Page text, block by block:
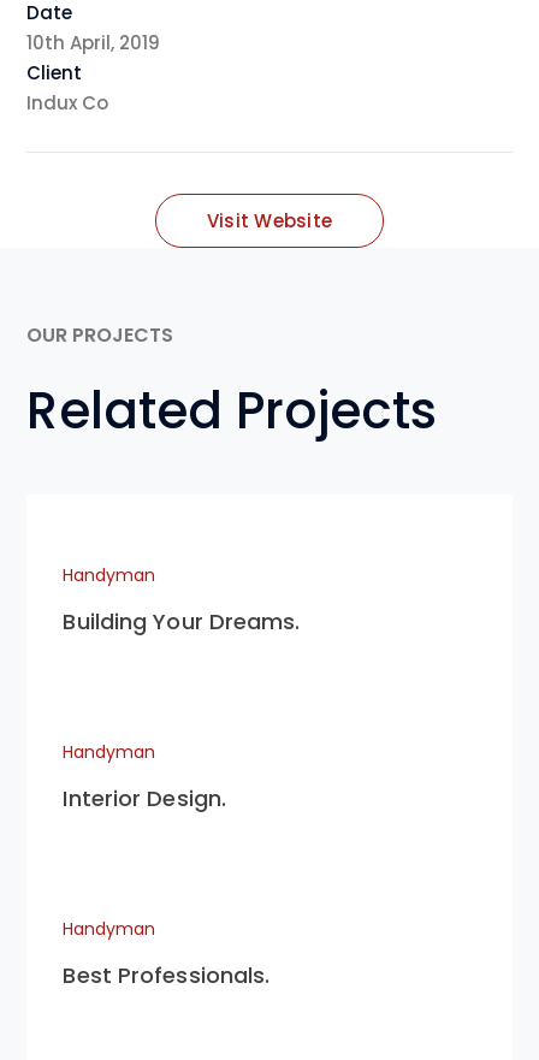
Date
10th April, 2019
Client
Indux Co
Visit Website
OUR PROJECTS
Related Projects
Handyman
Building Your Dreams.
Handyman
Interior Design.
Handyman
Best Professionals.